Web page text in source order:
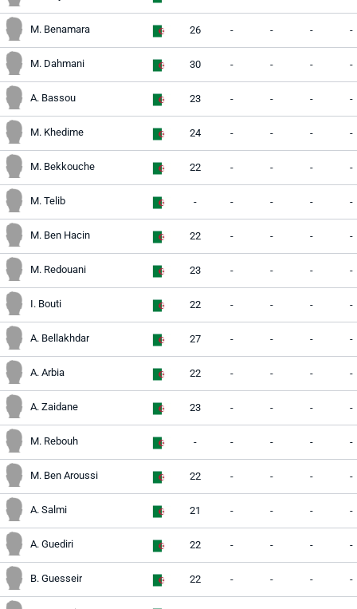
M. Benamara 26 - - - -
M. Dahmani 30 - - - -
A. Bassou 23 - - - -
M. Khedime 24 - - - -
M. Bekkouche 22 - - - -
M. Telib - - - - -
M. Ben Hacin 22 - - - -
M. Redouani 23 - - - -
I. Bouti 22 - - - -
A. Bellakhdar 27 - - - -
A. Arbia 22 - - - -
A. Zaidane 23 - - - -
M. Rebouh - - - - -
M. Ben Aroussi 22 - - - -
A. Salmi 21 - - - -
A. Guediri 22 - - - -
B. Guesseir 22 - - - -